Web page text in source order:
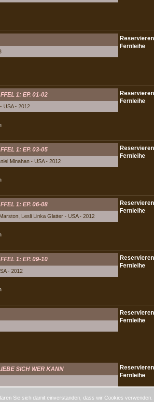
1: EP. 01-02
USA - 2012
1: EP. 03-05
Minahan - USA - 2012
1: EP. 06-08
Lesli Linka Glatter - USA - 2012
1: EP. 09-10
- 2012
SICH WER KANN
Sie sich damit einverstanden, dass wir Cookies verwenden.